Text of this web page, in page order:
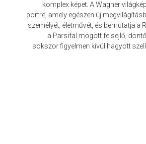
komplex képet. A Wagner
portré, amely egészen új
személyét, életművét, és bemutatja a
a Parsifal mögött felsejlő,
sokszor figyelmen kívül hagyott